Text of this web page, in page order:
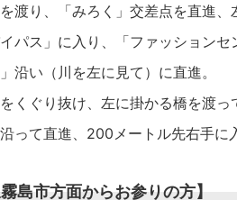
を渡り、「みろく」交差点を直進、
イパス」に入り、「ファッションセ
沿い（川を左に見て）に直進。
くぐり抜け、左に掛かる橋を渡っ
って直進、200メートル先右手に
島市方面からお参りの方】